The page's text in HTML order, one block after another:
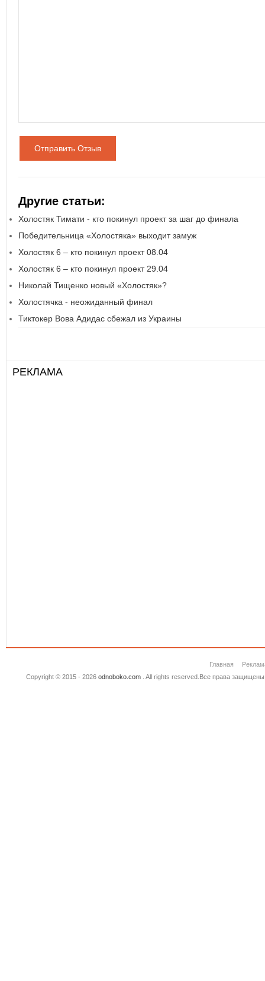
Отправить Отзыв
Другие статьи:
Холостяк Тимати - кто покинул проект за шаг до финала
Победительница «Холостяка» выходит замуж
Холостяк 6 – кто покинул проект 08.04
Холостяк 6 – кто покинул проект 29.04
Николай Тищенко новый «Холостяк»?
Холостячка - неожиданный финал
Тиктокер Вова Адидас сбежал из Украины
РЕКЛАМА
Главная
Copyright © 2015 - 2026 odnoboko.com. All rights reserved.Все права защищены.